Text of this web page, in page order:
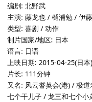
编剧: 北野武
主演: 藤龙也 / 樋浦勉 / 伊
类型: 喜剧 / 动作
制片国家/地区: 日本
语言: 日语
上映日期: 2015-04-25(日本)
片长: 111分钟
又名: 风云耆英会(港) / 极
七个干儿子 / 龙三和七个